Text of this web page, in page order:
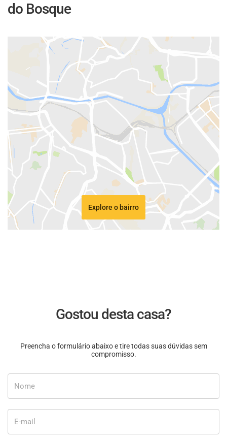
do Bosque
Explore o bairro
Gostou desta casa?
Preencha o formulário abaixo e tire todas suas dúvidas sem
compromisso.